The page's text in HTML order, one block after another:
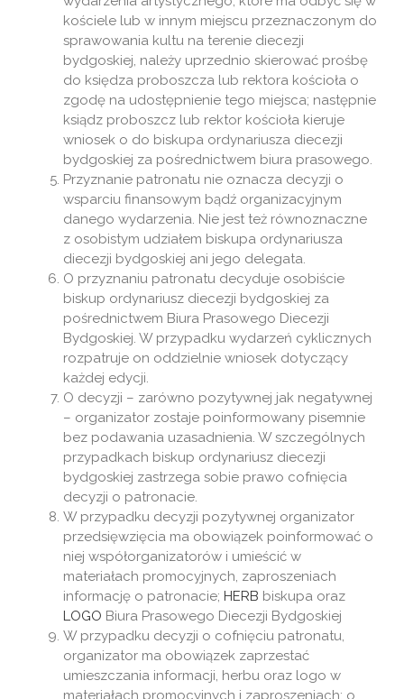
kościele lub w innym miejscu przeznaczonym do
sprawowania kultu na terenie diecezji
bydgoskiej, należy uprzednio skierować prośbę
do księdza proboszcza lub rektora kościoła o
zgodę na udostępnienie tego miejsca; następnie
ksiądz proboszcz lub rektor kościoła kieruje
wniosek o do biskupa ordynariusza diecezji
bydgoskiej za pośrednictwem biura prasowego.
Przyznanie patronatu nie oznacza decyzji o
wsparciu finansowym bądź organizacyjnym
danego wydarzenia. Nie jest też równoznaczne
z osobistym udziałem biskupa ordynariusza
diecezji bydgoskiej ani jego delegata.
O przyznaniu patronatu decyduje osobiście
biskup ordynariusz diecezji bydgoskiej za
pośrednictwem Biura Prasowego Diecezji
Bydgoskiej. W przypadku wydarzeń cyklicznych
rozpatruje on oddzielnie wniosek dotyczący
każdej edycji.
O decyzji – zarówno pozytywnej jak negatywnej
– organizator zostaje poinformowany pisemnie
bez podawania uzasadnienia. W szczególnych
przypadkach biskup ordynariusz diecezji
bydgoskiej zastrzega sobie prawo cofnięcia
decyzji o patronacie.
W przypadku decyzji pozytywnej organizator
przedsięwzięcia ma obowiązek poinformować o
niej współorganizatorów i umieścić w
materiałach promocyjnych, zaproszeniach
informację o patronacie; HERB biskupa oraz
LOGO Biura Prasowego Diecezji Bydgoskiej
W przypadku decyzji o cofnięciu patronatu,
organizator ma obowiązek zaprzestać
umieszczania informacji, herbu oraz logo w
materiałach promocyjnych i zaproszeniach; o